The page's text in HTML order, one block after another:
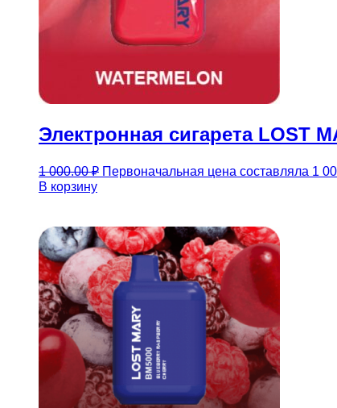
Электронная сигарета LOST
1 000.00₽ Первоначальная цена составляла 1
В корзину